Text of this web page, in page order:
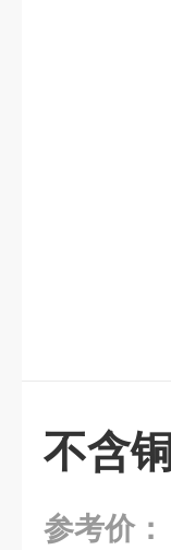
不含
参考价：